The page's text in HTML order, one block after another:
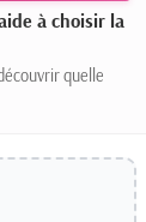
à choisir la
quelle